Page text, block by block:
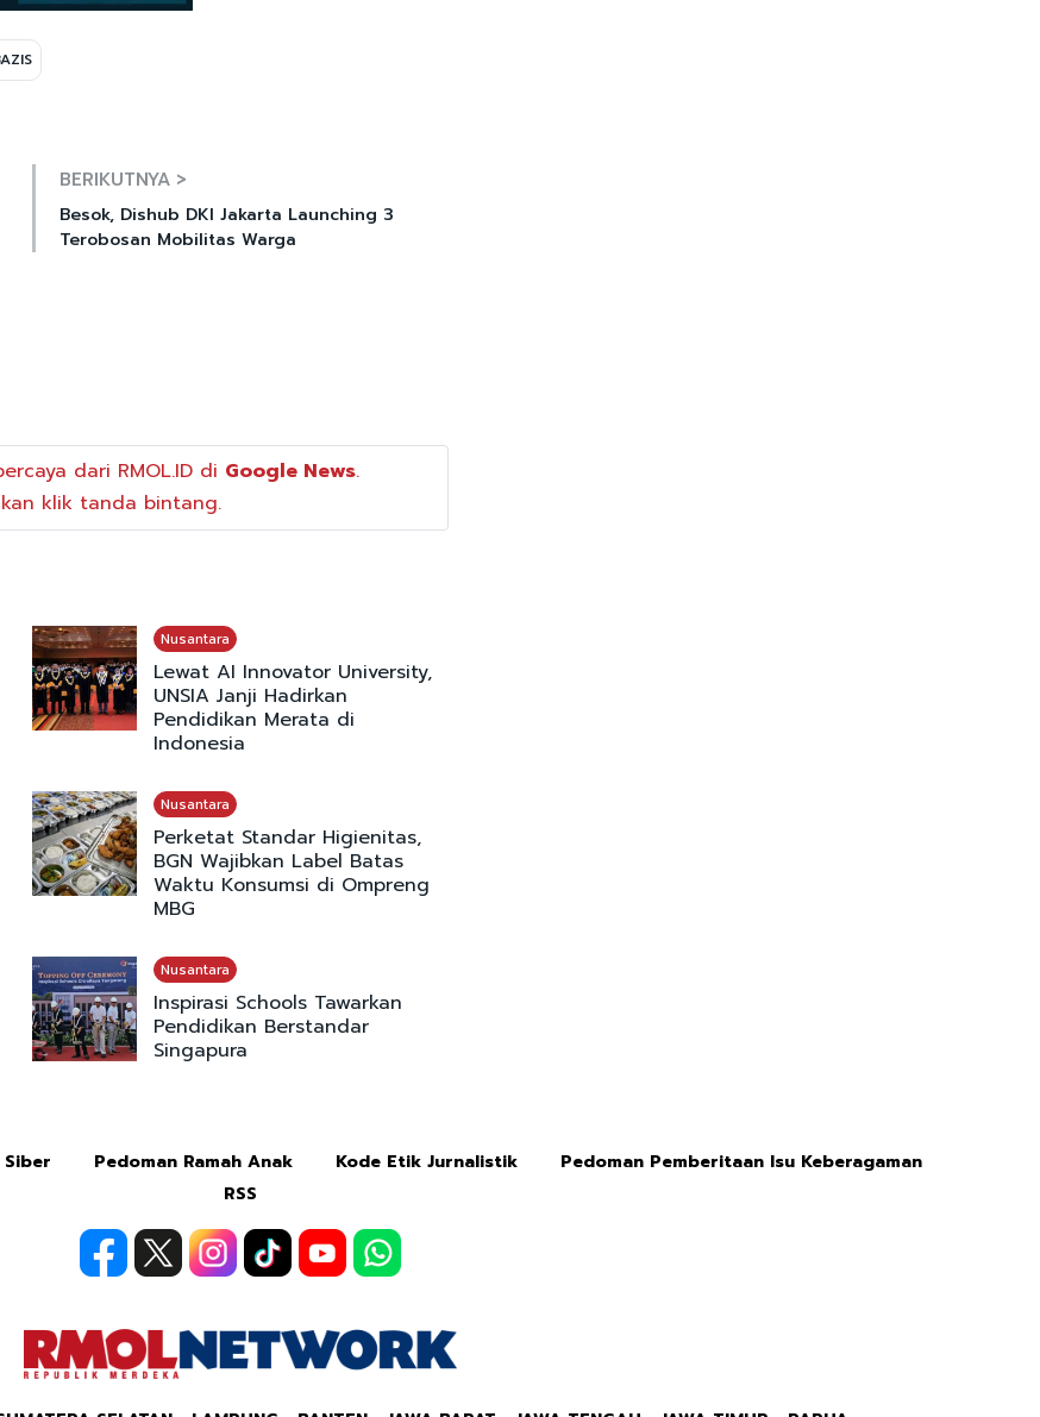
BERIKUTNYA >
Besok, Dishub DKI Jakarta Launching 3
Terobosan Mobilitas Warga
dari RMOL.ID di Google News.
klik tanda bintang.
Nusantara
Lewat AI Innovator University,
UNSIA Janji Hadirkan
Pendidikan Merata di
Indonesia
Nusantara
Perketat Standar Higienitas,
BGN Wajibkan Label Batas
Waktu Konsumsi di Ompreng
MBG
Nusantara
Inspirasi Schools Tawarkan
Pendidikan Berstandar
Singapura
Pedoman Ramah Anak Kode Etik Jurnalistik
Pedoman Pemberitaan Isu Keberagaman
RSS